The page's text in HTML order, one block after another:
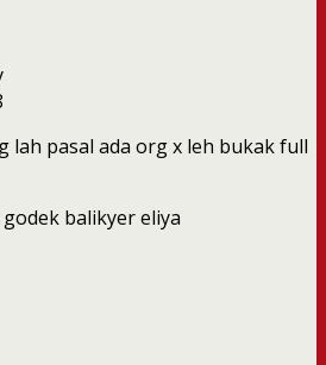
lah pasal ada org x leh bukak full
balikyer eliya